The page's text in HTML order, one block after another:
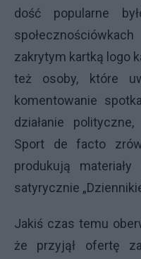
dość popularne
zakrytym kartką logo
też osoby, które
komentowanie
działanie
Sport de facto
produkują materiały
satyrycznie
Jakiś czas temu
że przyjął ofertę